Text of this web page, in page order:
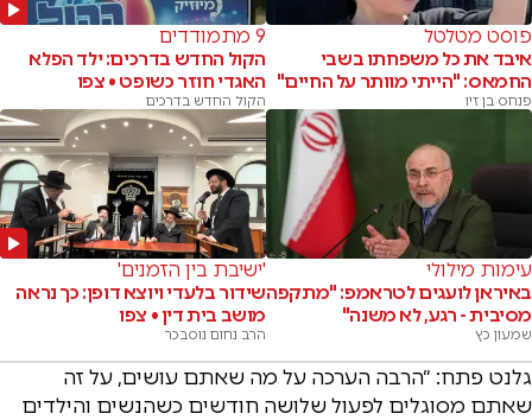
פוסט מטלטל
איבד את כל משפחתו בשבי
החמאס: "הייתי מוותר על החיים"
פנחס בן זיו
9 מתמודדים
הקול החדש בדרכים: ילד הפלא
האגדי חוזר כשופט • צפו
הקול החדש בדרכים
עימות מילולי
באיראן לועגים לטראמפ: "מתקפה
מסיבית - רגע, לא משנה"
שמעון כץ
'ישיבת בין הזמנים'
שידור בלעדי ויוצא דופן: כך נראה
מושב בית דין • צפו
הרב נחום נוסבכר
גלנט פתח: ״הרבה הערכה על מה שאתם עושים, על זה
שאתם מסוגלים לפעול שלושה חודשים כשהנשים והילדים